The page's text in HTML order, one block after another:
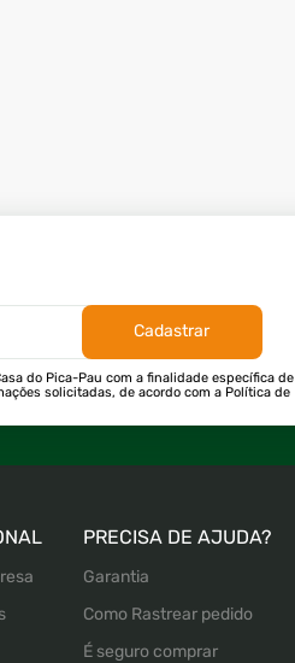
Cadastrar
do Pica-Pau com a finalidade específica de
solicitadas, de acordo com a Política de
PRECISA DE AJUDA?
Garantia
Como Rastrear pedido
É seguro comprar